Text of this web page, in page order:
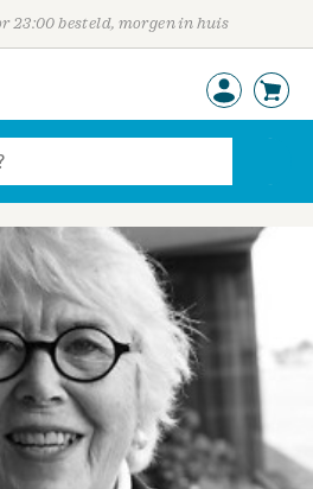
23:00 besteld, morgen in huis